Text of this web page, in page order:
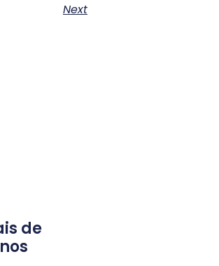
Next
de